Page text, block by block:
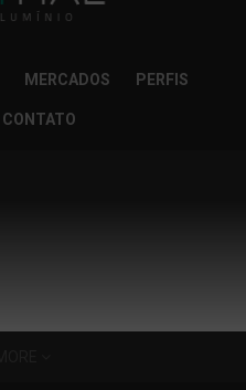
MERCADOS PERFIS
CONTATO